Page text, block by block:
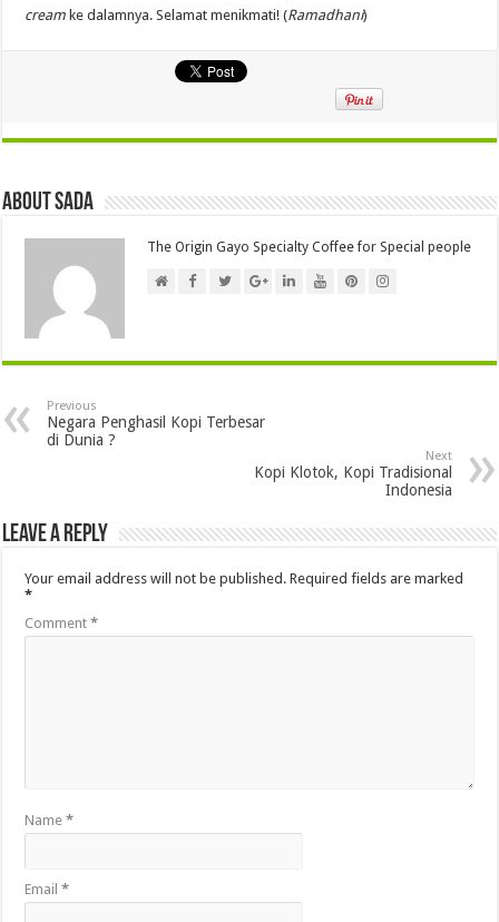
cream ke dalamnya. Selamat menikmati! (Ramadhani)
About Sada
The Origin Gayo Specialty Coffee for Special people
Previous
Negara Penghasil Kopi Terbesar
di Dunia ?
Next
Kopi Klotok, Kopi Tradisional
Indonesia
Leave a Reply
Your email address will not be published. Required fields are marked
*
Comment*
Name*
Email*